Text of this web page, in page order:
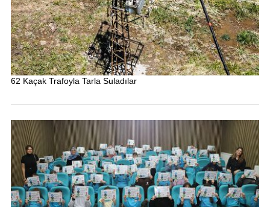
62 Kaçak Trafoyla Tarla Suladılar